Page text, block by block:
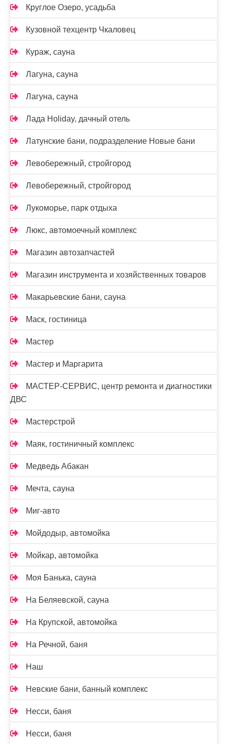
Круглое Озеро, усадьба
Кузовной техцентр Чкаловец
Кураж, сауна
Лагуна, сауна
Лагуна, сауна
Лада Holidаy, дачный отель
Латунские бани, подразделение Новые бани
Левобережный, стройгород
Левобережный, стройгород
Лукоморье, парк отдыха
Люкс, автомоечный комплекс
Магазин автозапчастей
Магазин инструмента и хозяйственных товаров
Макарьевские бани, сауна
Маск, гостиница
Мастер
Мастер и Маргарита
МАСТЕР-СЕРВИС, центр ремонта и диагностики
ДВС
Мастерстрой
Маяк, гостиничный комплекс
Медведь Абакан
Мечта, сауна
Миг-авто
Мойдодыр, автомойка
Мойкар, автомойка
Моя Банька, сауна
На Беляевской, сауна
На Крупской, автомойка
На Речной, баня
Наш
Невские бани, банный комплекс
Несси, баня
Несси, баня